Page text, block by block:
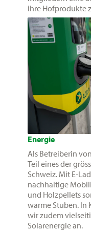
ihre Hofprodukte
Energie
Als Betreiberin
Teil eines der
Schweiz. Mit E-
nachhaltige
und Holzpellets
warme Stuben. In
wir zudem
Solarenergie an.